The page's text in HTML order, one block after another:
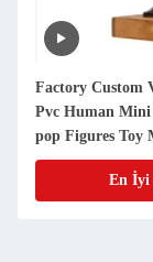
Factory Custom
Pvc Human Mini
pop Figures Toy
En İyi